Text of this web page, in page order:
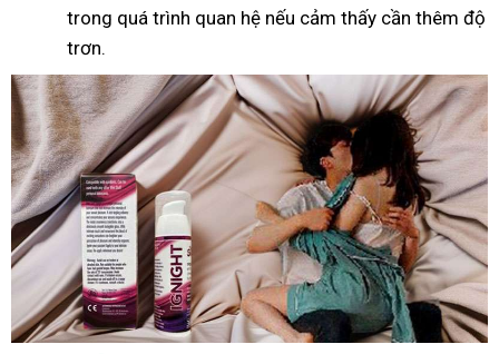
trong quá trình quan hệ nếu cảm thấy cần thêm độ
trơn.